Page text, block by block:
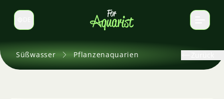
Sprache wechseln
Süßwasser Pflanzenaquarien